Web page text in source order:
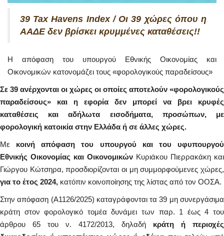
39 Tax Havens Index / Οι 39 χώρες όπου η
ΑΑΔΕ δεν βρίσκει κρυμμένες καταθέσεις!!
Η απόφαση του υπουργού Εθνικής Οικονομίας και
Οικονομικών κατονομάζει τους «φορολογικούς παραδείσους»
Σε 39 ανέρχονται οι χώρες οι οποίες αποτελούν «φορολογικούς
παραδείσους» και η εφορία δεν μπορεί να βρει κρυφές
καταθέσεις και αδήλωτα εισοδήματα, προσώπων, με
φορολογική κατοικία στην Ελλάδα ή σε άλλες χώρες.
Με κοινή απόφαση του υπουργού και του υφυπουργού
Εθνικής Οικονομίας και Οικονομικών Κυριάκου Πιερρακάκη και
Γιώργου Κώτσηρα, προσδιορίζονται οι μη συμμορφούμενες χώρες,
για το έτος 2024, κατόπιν κοινοποίησης της λίστας από τον ΟΟΣΑ.
Στην απόφαση (Α1126/2025) καταγράφονται τα 39 μη συνεργάσιμα
κράτη στον φορολογικό τομέα δυνάμει των παρ. 1 έως 4 του
άρθρου 65 του ν. 4172/2013, δηλαδή κράτη ή περιοχές